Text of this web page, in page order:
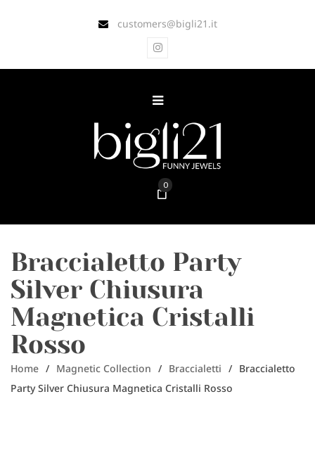
customers@bigli21.it
0
Braccialetto Party
Silver Chiusura
Magnetica Cristalli
Rosso
Home / Magnetic Collection / Braccialetti / Braccialetto
Party Silver Chiusura Magnetica Cristalli Rosso